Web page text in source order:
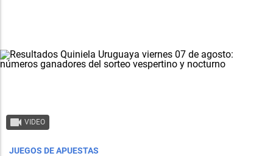
VIDEO
JUEGOS DE APUESTAS